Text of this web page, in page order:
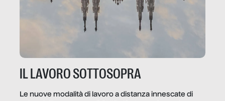
IL LAVORO SOTTOSOPRA
Le nuove modalità di lavoro a distanza innescate di